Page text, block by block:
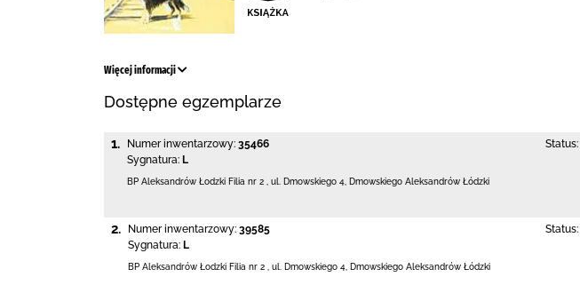
Więcej informacji
Dostępne egzemplarze
1. Numer inwentarzowy: 35466
Sygnatura: L
Status:
BP Aleksandrów Łodzki Filia nr 2 ul. Dmowskiego 4 Dmowskiego Aleksandrów Łódzki
2. Numer inwentarzowy: 39585
Sygnatura: L
Status:
BP Aleksandrów Łodzki Filia nr 2 ul. Dmowskiego 4 Dmowskiego Aleksandrów Łódzki